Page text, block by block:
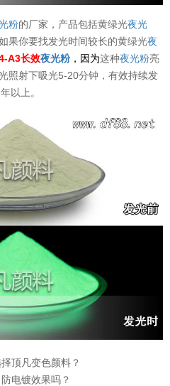
粉的厂家，产品包括黄绿光夜光
如果你要找发光时间较长的黄绿光夜
A3长效夜光粉，因为这种夜光粉亮
照射下吸光5-20分钟，有效持续发
以上。
顶凡变色颜料？
电镀效果吗？
...
...
... 2026-07-20